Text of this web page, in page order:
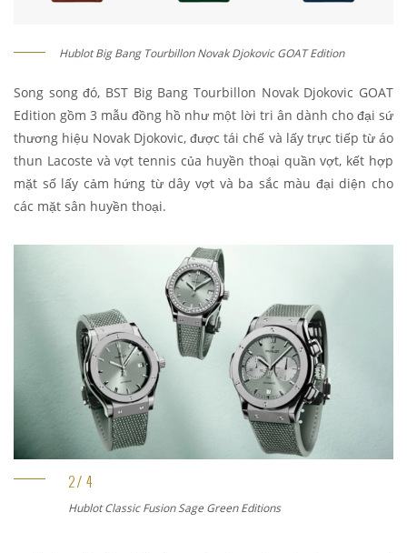
Hublot Big Bang Tourbillon Novak Djokovic GOAT Edition
Song song đó, BST Big Bang Tourbillon Novak Djokovic GOAT
Edition gồm 3 mẫu đồng hồ như một lời tri ân dành cho đại sứ
thương hiệu Novak Djokovic, được tái chế và lấy trực tiếp từ áo
thun Lacoste và vợt tennis của huyền thoại quần vợt, kết hợp
mặt số lấy cảm hứng từ dây vợt và ba sắc màu đại diện cho
các mặt sân huyền thoại.
Hublot Big Bang Coal Blue Editions